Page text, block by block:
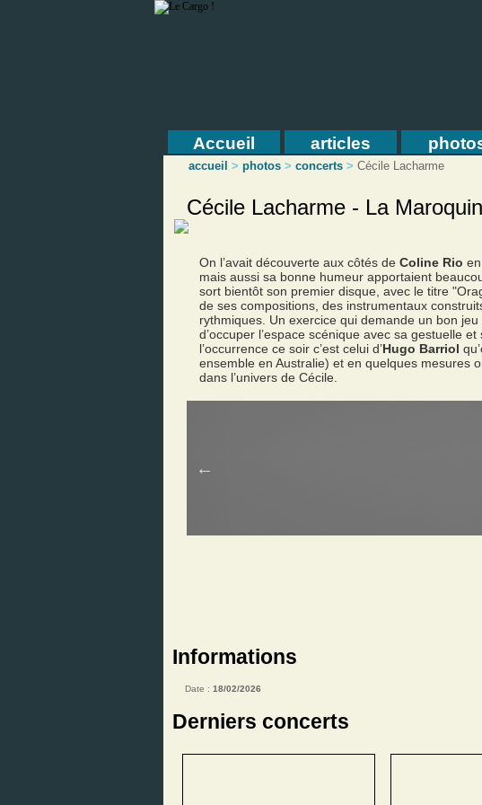
Accueil articles
accueil > photos > concerts > Cécile Lacharme
Cécile Lacharme - La
On l’avait découverte aux côtés de Coline Rio
mais aussi sa bonne humeur apportaient
sort bientôt son premier disque, avec le titre
de ses compositions, des instrumentaux
rythmiques. Un exercice qui demande un bon
d’occuper l’espace scénique avec sa gestuelle
l’occurrence ce soir c’est celui d’Hugo Barriol
ensemble en Australie) et en quelques mesures
dans l’univers de Cécile.
Informations
Date : 18/02/2026
Derniers concerts